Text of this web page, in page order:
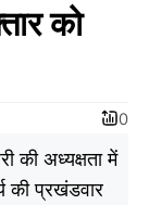
को
0
की अध्यक्षता में
की प्रखंडवार